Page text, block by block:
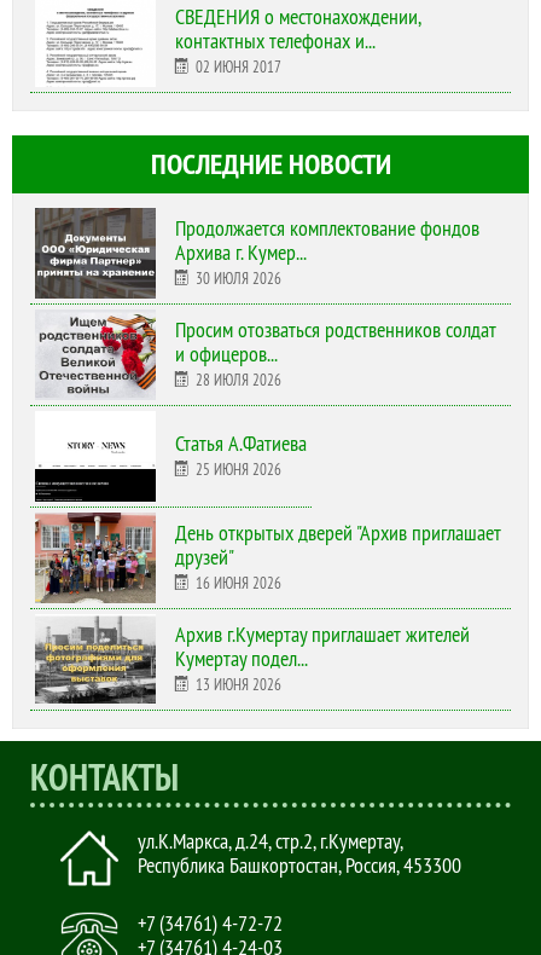
СВЕДЕНИЯ о местонахождении,
контактных телефонах и...
02 ИЮНЯ 2017
ПОСЛЕДНИЕ НОВОСТИ
Продолжается комплектование фондов
Архива г. Кумер...
30 ИЮЛЯ 2026
Просим отозваться родственников солдат
и офицеров...
28 ИЮЛЯ 2026
Статья А.Фатиева
25 ИЮНЯ 2026
День открытых дверей "Архив приглашает
друзей"
16 ИЮНЯ 2026
Архив г.Кумертау приглашает жителей
Кумертау подел...
13 ИЮНЯ 2026
КОНТАКТЫ
ул.К.Маркса, д.24, стр.2,г.Кумертау,
Республика Башкортостан, Россия,453300
+7 (34761) 4-72-72
+7 (34761) 4-24-03